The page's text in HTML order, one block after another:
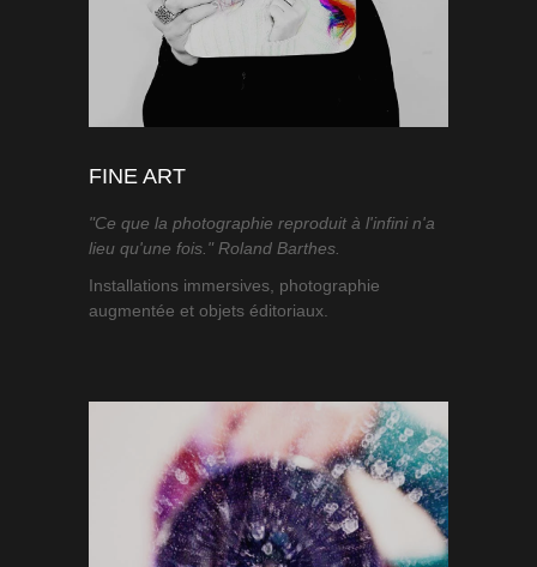
FINE ART
"Ce que la photographie reproduit à l'infini n'a
lieu qu'une fois." Roland Barthes.
Installations immersives, photographie
augmentée et objets éditoriaux.